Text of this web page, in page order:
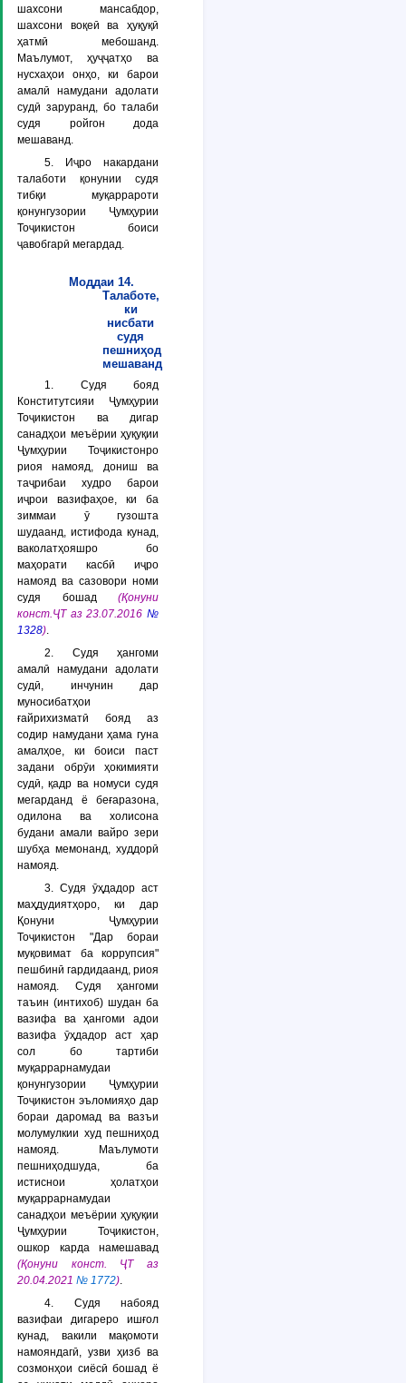
шахсони мансабдор,
шахсони воқеӣ ва ҳуқуқӣ
ҳатмӣ мебошанд.
Маълумот, ҳуҷҷатҳо ва
нусхаҳои онҳо, ки барои
амалӣ намудани адолати
судӣ заруранд, бо талаби
судя ройгон дода
мешаванд.
5. Иҷро накардани
талаботи қонунии судя
тибқи муқаррароти
қонунгузории Ҷумҳурии
Тоҷикистон боиси
ҷавобгарӣ мегардад.
Моддаи 14.
Талаботе,
ки
нисбати
судя
пешниҳод
мешаванд
1. Судя бояд
Конститутсияи Ҷумҳурии
Тоҷикистон ва дигар
санадҳои меъёрии ҳуқуқии
Ҷумҳурии Тоҷикистонро
риоя намояд, дониш ва
таҷрибаи худро барои
иҷрои вазифаҳое, ки ба
зиммаи ӯ гузошта
шудаанд, истифода кунад,
ваколатҳояшро бо
маҳорати касбӣ иҷро
намояд ва сазовори номи
судя бошад (Қонуни
конст.ҶТ аз 23.07.2016 №
1328).
2. Судя ҳангоми
амалӣ намудани адолати
судӣ, инчунин дар
муносибатҳои
ғайрихизматӣ бояд аз
содир намудани ҳама гуна
амалҳое, ки боиси паст
задани обрӯи ҳокимияти
судӣ, қадр ва номуси судя
мегарданд ё беғаразона,
одилона ва холисона
будани амали вайро зери
шубҳа мемонанд, худдорӣ
намояд.
3. Судя ӯҳдадор аст
маҳдудиятҳоро, ки дар
Қонуни Ҷумҳурии
Тоҷикистон "Дар бораи
муқовимат ба коррупсия"
пешбинӣ гардидаанд, риоя
намояд. Судя ҳангоми
таъин (интихоб) шудан ба
вазифа ва ҳангоми адои
вазифа ӯҳдадор аст ҳар
сол бо тартиби
муқаррарнамудаи
қонунгузории Ҷумҳурии
Тоҷикистон эъломияҳо дар
бораи даромад ва вазъи
молумулкии худ пешниҳод
намояд. Маълумоти
пешниҳодшуда, ба
истиснои ҳолатҳои
муқаррарнамудаи
санадҳои меъёрии ҳуқуқии
Ҷумҳурии Тоҷикистон,
ошкор карда намешавад
(Қонуни конст. ҶТ аз
20.04.2021 № 1772).
4. Судя набояд
вазифаи дигареро ишғол
кунад, вакили мақомоти
намояндагӣ, узви ҳизб ва
созмонҳои сиёсӣ бошад ё